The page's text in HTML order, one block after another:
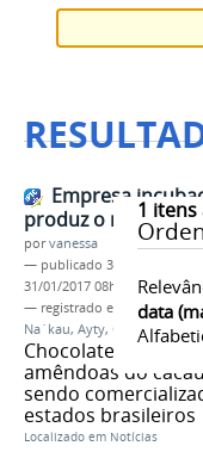
1 itens
data
Empresa
produz o mais
porvanessa
— publicado 31/01/2017
31/01/2017 08h10
— registrado em:
Empresas
Na´kau, Ayty, CMZL ,
Chocolate é
amêndoas do
sendo
estados brasileiros
Localizado em Notícias